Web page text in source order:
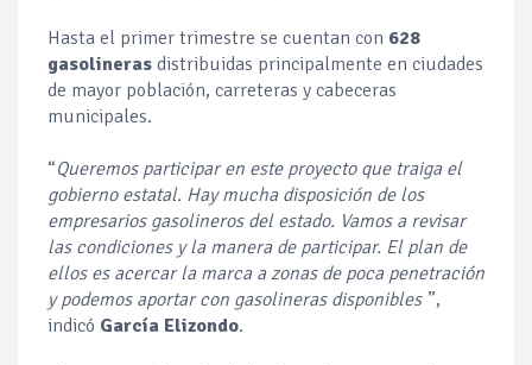
Hasta el primer trimestre se cuentan con 628
gasolineras distribuidas principalmente en ciudades
de mayor población, carreteras y cabeceras
municipales.
“Queremos participar en este proyecto que traiga el
gobierno estatal. Hay mucha disposición de los
empresarios gasolineros del estado. Vamos a revisar
las condiciones y la manera de participar. El plan de
ellos es acercar la marca a zonas de poca penetración
y podemos aportar con gasolineras disponibles ”,
indicó García Elizondo.